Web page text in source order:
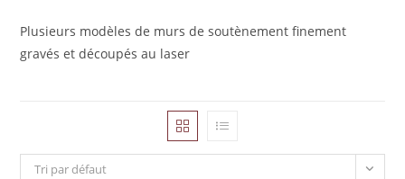
Plusieurs modèles de murs de soutènement finement
gravés et découpés au laser
Tri par défaut